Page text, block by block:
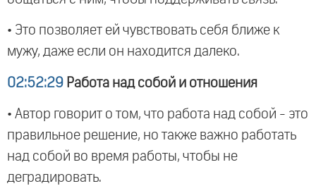
• Это позволяет ей чувствовать себя ближе к
мужу, даже если он находится далеко.
02:52:29 Работа над собой и отношения
• Автор говорит о том, что работа над собой - это
правильное решение, но также важно работать
над собой во время работы, чтобы не
деградировать.